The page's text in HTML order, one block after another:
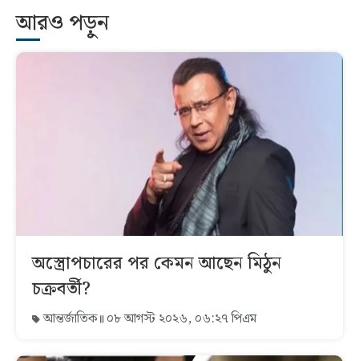
আরও পড়ুন
অস্ত্রোপচারের পর কেমন আছেন মিঠুন
চক্রবর্তী?
আন্তর্জাতিক ০৮ আগস্ট ২০২৬, ০৬:২৭ পিএম